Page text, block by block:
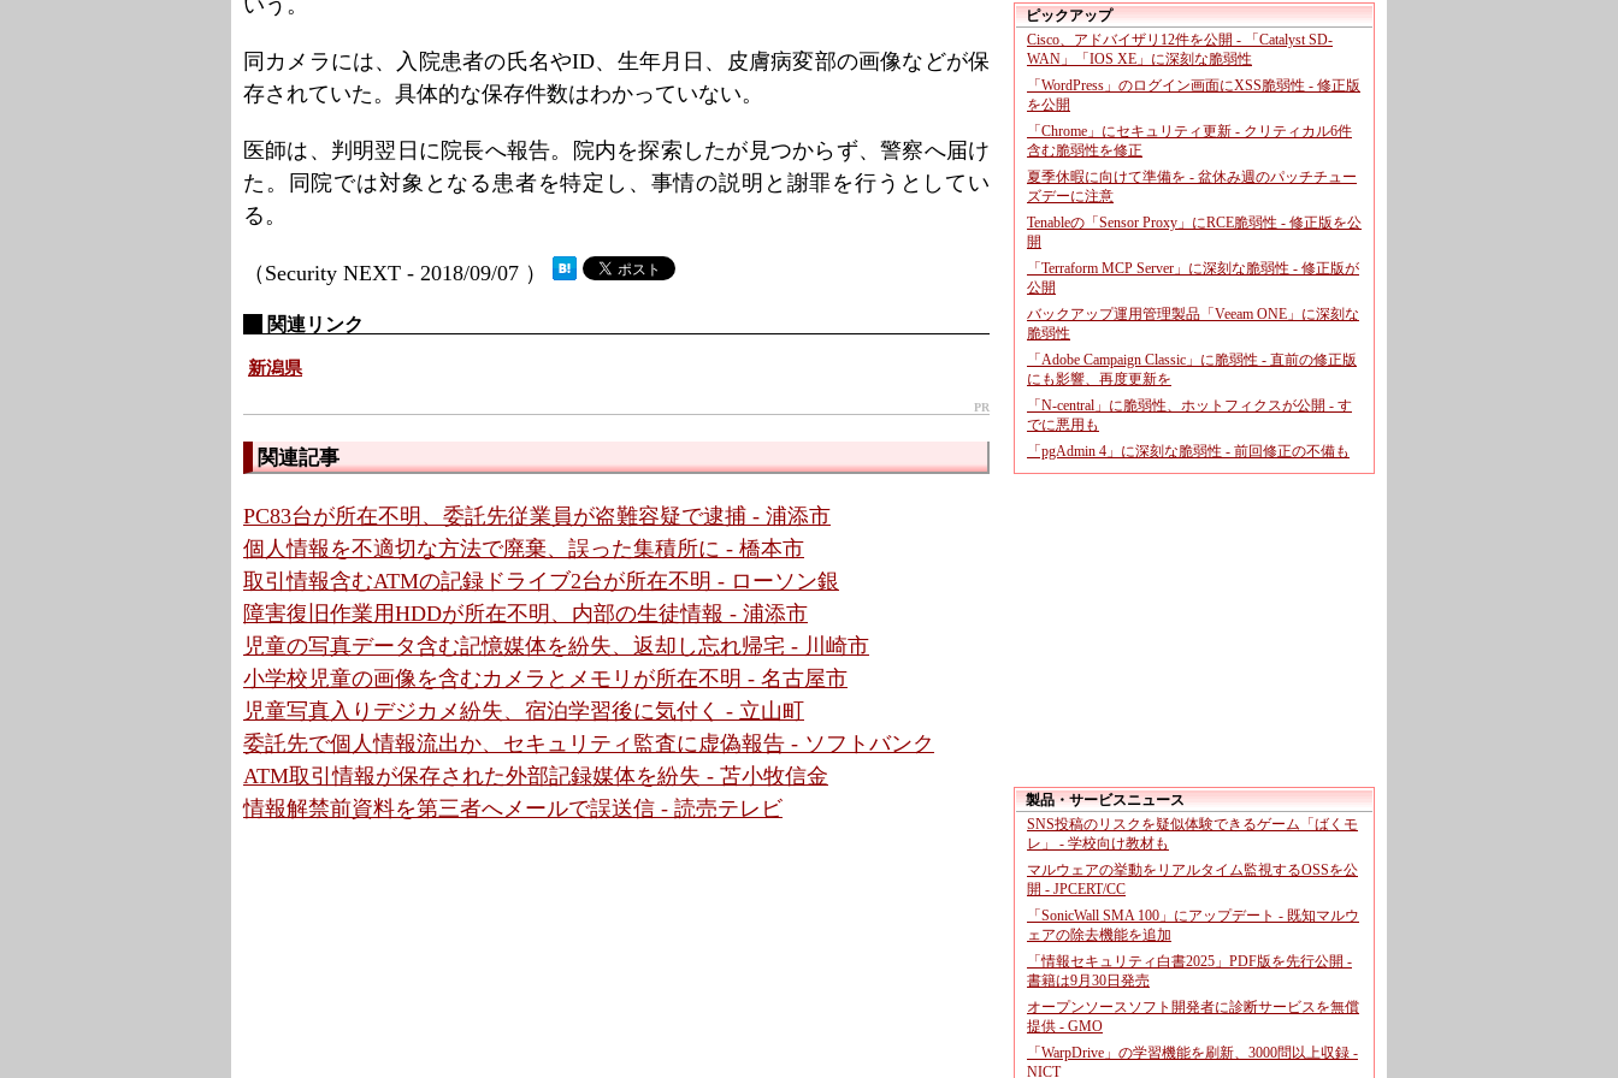
いう。
同カメラには、入院患者の氏名やID、生年月日、皮膚病変部の画像などが保
存されていた。具体的な保存件数はわかっていない。
医師は、判明翌日に院長へ報告。院内を探索したが見つからず、警察へ届け
た。同院では対象となる患者を特定し、事情の説明と謝罪を行うとしてい
る。
（Security NEXT - 2018/09/07 ）
関連リンク
新潟県
PR
関連記事
PC83台が所在不明、委託先従業員が盗難容疑で逮捕 - 浦添市
個人情報を不適切な方法で廃棄、誤った集積所に - 橋本市
取引情報含むATMの記録ドライブ2台が所在不明 - ローソン銀
障害復旧作業用HDDが所在不明、内部の生徒情報 - 浦添市
児童の写真データ含む記憶媒体を紛失、返却し忘れ帰宅 - 川崎市
小学校児童の画像を含むカメラとメモリが所在不明 - 名古屋市
児童写真入りデジカメ紛失、宿泊学習後に気付く - 立山町
委託先で個人情報流出か、セキュリティ監査に虚偽報告 - ソフトバンク
ATM取引情報が保存された外部記録媒体を紛失 - 苫小牧信金
情報解禁前資料を第三者へメールで誤送信 - 読売テレビ
ピックアップ
Cisco、アドバイザリ12件を公開 - 「Catalyst SD-
WAN」「IOS XE」に深刻な脆弱性
「WordPress」のログイン画面にXSS脆弱性 - 修正版
を公開
「Chrome」にセキュリティ更新 - クリティカル6件
含む脆弱性を修正
夏季休暇に向けて準備を - 盆休み週のパッチチュー
ズデーに注意
Tenableの「Sensor Proxy」にRCE脆弱性 - 修正版を公
開
「Terraform MCP Server」に深刻な脆弱性 - 修正版が
公開
バックアップ運用管理製品「Veeam ONE」に深刻な
脆弱性
「Adobe Campaign Classic」に脆弱性 - 直前の修正版
にも影響、再度更新を
「N-central」に脆弱性、ホットフィクスが公開 - す
でに悪用も
「pgAdmin 4」に深刻な脆弱性 - 前回修正の不備も
製品・サービスニュース
SNS投稿のリスクを疑似体験できるゲーム「ばくモ
レ」 - 学校向け教材も
マルウェアの挙動をリアルタイム監視するOSSを公
開 - JPCERT/CC
「SonicWall SMA 100」にアップデート - 既知マルウ
ェアの除去機能を追加
「情報セキュリティ白書2025」PDF版を先行公開 -
書籍は9月30日発売
オープンソースソフト開発者に診断サービスを無償
提供 - GMO
「WarpDrive」の学習機能を刷新、3000問以上収録 -
NICT